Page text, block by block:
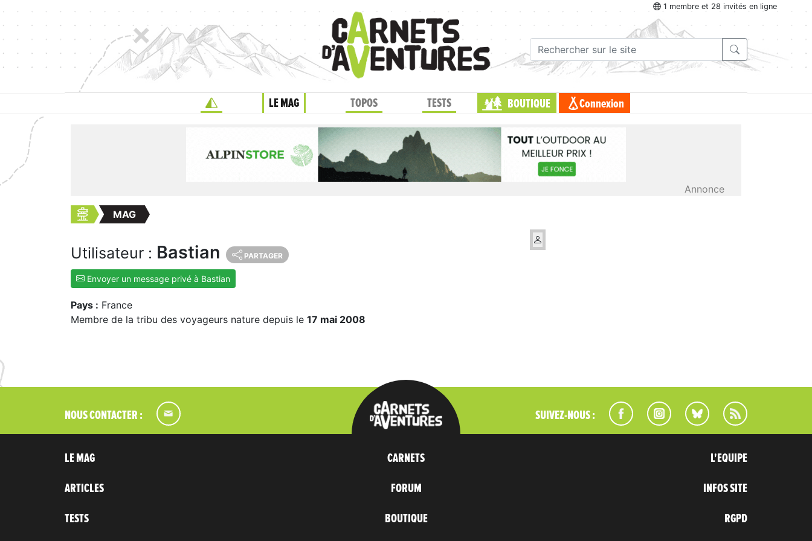
1 membre et 28 invités en ligne
LE MAG TOPOS TESTS BOUTIQUE Connexion
Annonce
MAG
Utilisateur : Bastian PARTAGER
Envoyer un message privé à Bastian
Pays : France
Membre de la tribu des voyageurs nature depuis le 17 mai 2008
NOUS CONTACTER : SUIVEZ-NOUS :
LE MAG
ARTICLES
TESTS
CARNETS
FORUM
BOUTIQUE
L'EQUIPE
INFOS SITE
RGPD